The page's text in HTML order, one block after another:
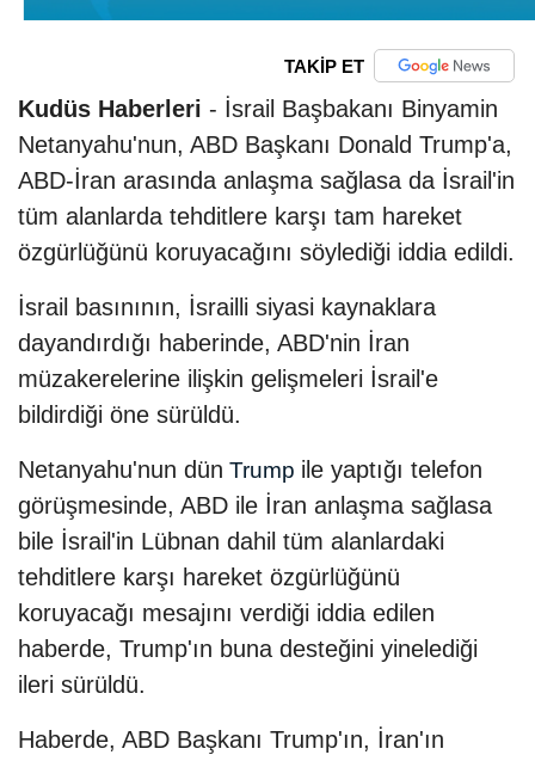
TAKİP ET
Kudüs Haberleri - İsrail Başbakanı Binyamin
Netanyahu'nun, ABD Başkanı Donald Trump'a,
ABD-İran arasında anlaşma sağlasa da İsrail'in
tüm alanlarda tehditlere karşı tam hareket
özgürlüğünü koruyacağını söylediği iddia edildi.
İsrail basınının, İsrailli siyasi kaynaklara
dayandırdığı haberinde, ABD'nin İran
müzakerelerine ilişkin gelişmeleri İsrail'e
bildirdiği öne sürüldü.
Netanyahu'nun dün Trump ile yaptığı telefon
görüşmesinde, ABD ile İran anlaşma sağlasa
bile İsrail'in Lübnan dahil tüm alanlardaki
tehditlere karşı hareket özgürlüğünü
koruyacağı mesajını verdiği iddia edilen
haberde, Trump'ın buna desteğini yinelediği
ileri sürüldü.
Haberde, ABD Başkanı Trump'ın, İran'ın